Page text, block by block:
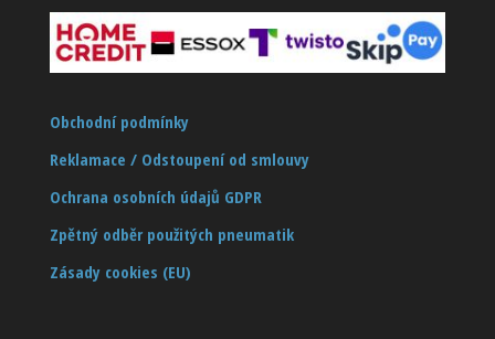
Obchodní podmínky
Reklamace / Odstoupení od smlouvy
Ochrana osobních údajů GDPR
Zpětný odběr použitých pneumatik
Zásady cookies (EU)